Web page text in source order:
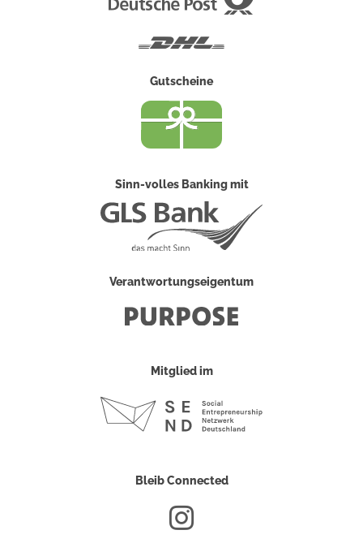
Gutscheine
Sinn-volles Banking mit
Verantwortungseigentum
Mitglied im
Bleib Connected